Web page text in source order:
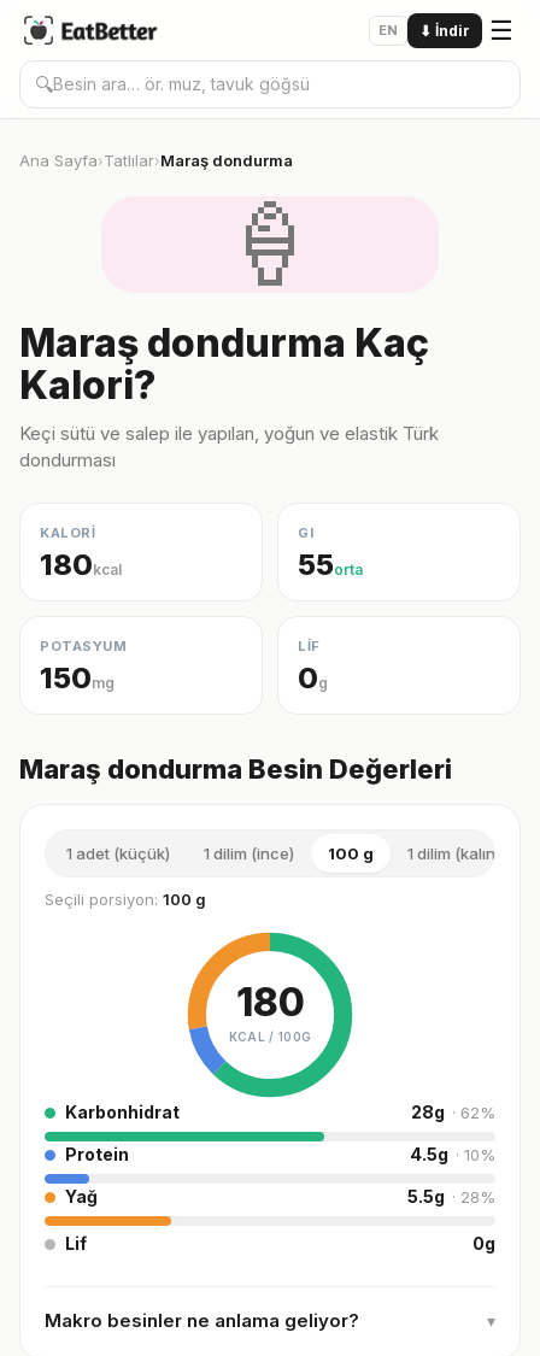
EN ⬇ İndir ☰
🔍
Ana Sayfa›Tatlılar›Maraş dondurma
🍦
Maraş dondurma Kaç
Kalori?
Keçi sütü ve salep ile yapılan, yoğun ve elastik Türk
dondurması
KALORİ
180kcal
GI
55orta
POTASYUM
150mg
LİF
0g
Maraş dondurma Besin Değerleri
1 adet (küçük) 1 dilim (ince) 100 g 1 dilim (kalın)
Seçili porsiyon: 100 g
180
KCAL / 100G
Karbonhidrat 28g · 62%
Protein 4.5g · 10%
Yağ 5.5g · 28%
Lif 0g
Makro besinler ne anlama geliyor? ▾